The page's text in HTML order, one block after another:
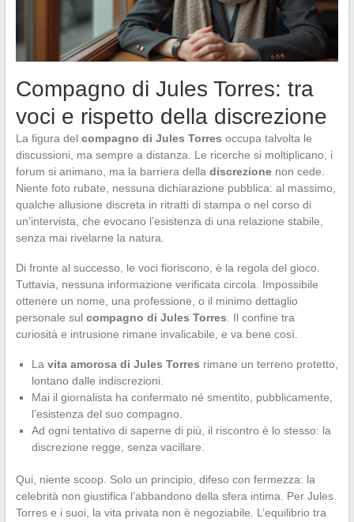
Compagno di Jules Torres: tra
voci e rispetto della discrezione
La figura del compagno di Jules Torres occupa talvolta le
discussioni, ma sempre a distanza. Le ricerche si moltiplicano, i
forum si animano, ma la barriera della discrezionenon cede.
Niente foto rubate, nessuna dichiarazione pubblica: al massimo,
qualche allusione discreta in ritratti di stampa o nel corso di
un’intervista, che evocano l’esistenza di una relazione stabile,
senza mai rivelarne la natura.
Di fronte al successo, le voci fioriscono, è la regola del gioco.
Tuttavia, nessuna informazione verificata circola. Impossibile
ottenere un nome, una professione, o il minimo dettaglio
personale sul compagno di Jules Torres . Il confine tra
curiosità e intrusione rimane invalicabile, e va bene così.
La vita amorosa di Jules Torres rimane un terreno protetto,
lontano dalle indiscrezioni.
Mai il giornalista ha confermato né smentito, pubblicamente,
l’esistenza del suo compagno.
Ad ogni tentativo di saperne di più, il riscontro è lo stesso: la
discrezione regge, senza vacillare.
Qui, niente scoop. Solo un principio, difeso con fermezza: la
celebrità non giustifica l’abbandono della sfera intima. Per Jules
Torres e i suoi, la vita privata non è negoziabile. L’equilibrio tra